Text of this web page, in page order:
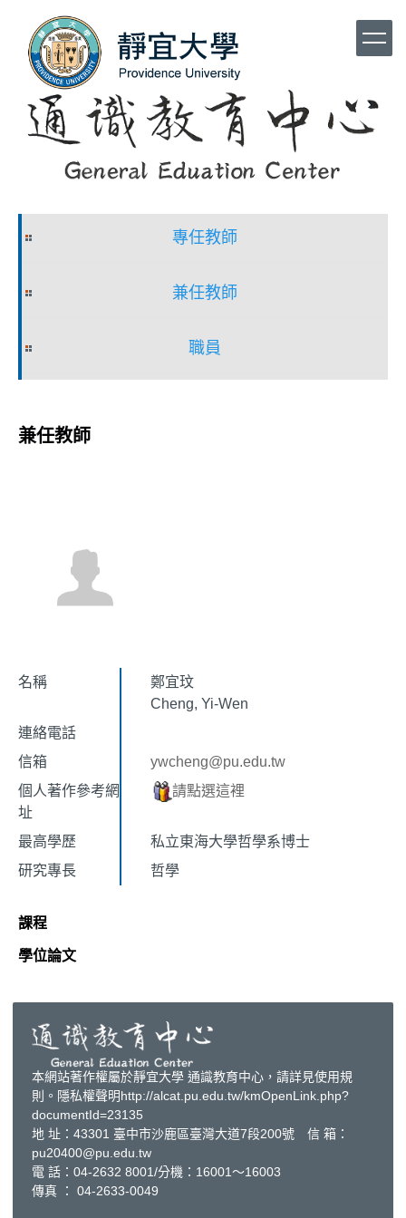
專任教師
兼任教師
職員
兼任教師
名稱
鄭宜玟
Cheng, Yi-Wen
連絡電話
信箱
ywcheng@pu.edu.tw
個人著作參考網
址
請點選這裡
最高學歷
私立東海大學哲學系博士
研究專長
哲學
課程
學位論文
本網站著作權屬於靜宜大學 通識教育中心，請詳見使用規
則。隱私權聲明http://alcat.pu.edu.tw/kmOpenLink.php?
documentId=23135
地 址：43301 臺中市沙鹿區臺灣大道7段200號 信 箱：
pu20400@pu.edu.tw
電 話：04-2632 8001/分機：16001～16003
傳真 ： 04-2633-0049